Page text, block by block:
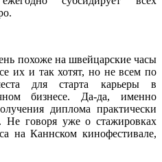
похоже на швейцарские часы
их и так хотят, но не всем по
для старта карьеры в
бизнесе. Да-да, именно
диплома практически
Не говоря уже о стажировках
на Каннском кинофестивале,